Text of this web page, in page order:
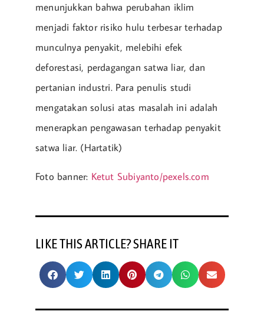
menunjukkan bahwa perubahan iklim
menjadi faktor risiko hulu terbesar terhadap
munculnya penyakit, melebihi efek
deforestasi, perdagangan satwa liar, dan
pertanian industri. Para penulis studi
mengatakan solusi atas masalah ini adalah
menerapkan pengawasan terhadap penyakit
satwa liar. (Hartatik)
Foto banner: Ketut Subiyanto/pexels.com
LIKE THIS ARTICLE? SHARE IT